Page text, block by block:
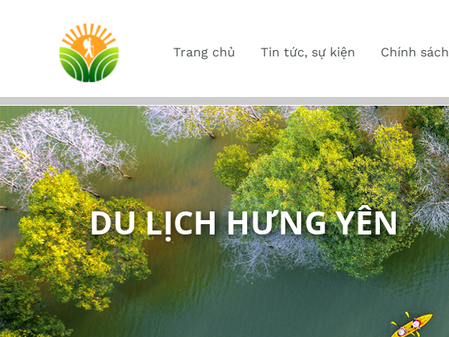
Trang chủ Tin tức, sự kiện Chính sách
DU LỊCH HƯNG YÊN